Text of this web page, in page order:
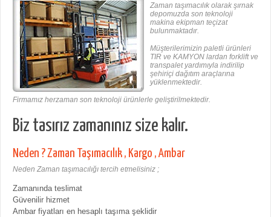
Zaman taşımacılık olarak şırnak
depomuzda son teknoloji
makina ekipman teçizat
bulunmaktadır.
Müşterilerimizin paletli ürünleri
TIR ve KAMYON lardan forklift ve
transpalet yardımıyla indirilip
şehiriçi dağıtım araçlarına
yüklenmektedir.
Firmamız herzaman son teknoloji ürünlerle geliştirilmektedir.
Biz tasırız zamanınız size kalır.
Neden ? Zaman Taşımacılık , Kargo , Ambar
Neden Zaman taşımacılığı tercih etmelisiniz ;
Zamanında teslimat
Güvenilir hizmet
Ambar fiyatları en hesaplı taşıma şeklidir